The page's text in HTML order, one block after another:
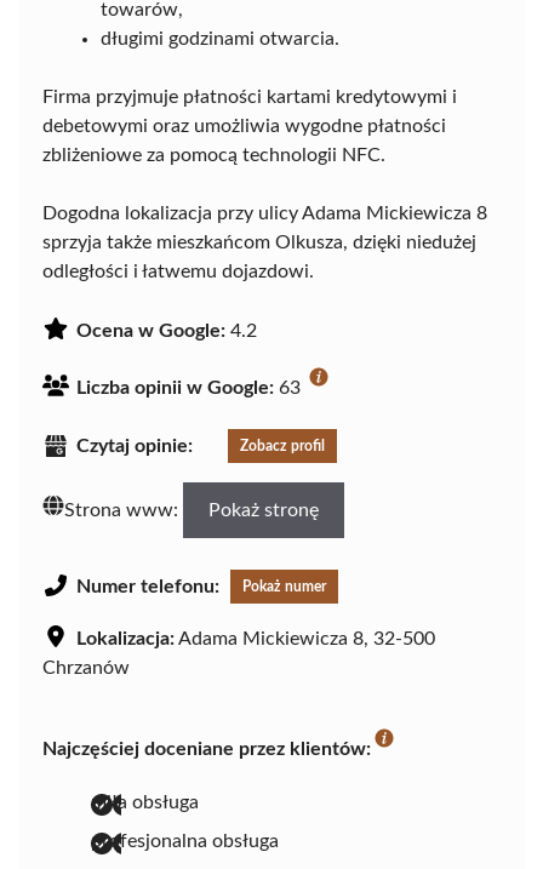
towarów,
długimi godzinami otwarcia.
Firma przyjmuje płatności kartami kredytowymi i
debetowymi oraz umożliwia wygodne płatności
zbliżeniowe za pomocą technologii NFC.
Dogodna lokalizacja przy ulicy Adama Mickiewicza 8
sprzyja także mieszkańcom Olkusza, dzięki niedużej
odległości i łatwemu dojazdowi.
Ocena w Google: 4.2
Liczba opinii w Google: 63
Czytaj opinie: Zobacz profil
Strona www: Pokaż stronę
Numer telefonu: Pokaż numer
Lokalizacja:Adama Mickiewicza 8, 32-500
Chrzanów
Najczęściej doceniane przez klientów:
miła obsługa
profesjonalna obsługa